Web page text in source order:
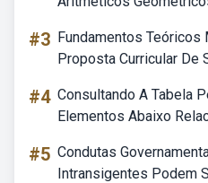
#3 Fundamentos
Proposta Curricular De
#4 Consultando A Tabela
Elementos Abaixo
#5 Condutas
Intransigentes Podem